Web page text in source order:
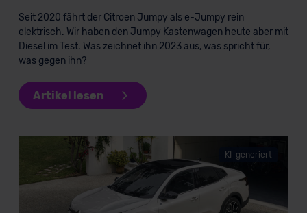
Seit 2020 fährt der Citroen Jumpy als e-Jumpy rein
elektrisch. Wir haben den Jumpy Kastenwagen heute aber mit
Diesel im Test. Was zeichnet ihn 2023 aus, was spricht für,
was gegen ihn?
Artikel lesen
KI-generiert